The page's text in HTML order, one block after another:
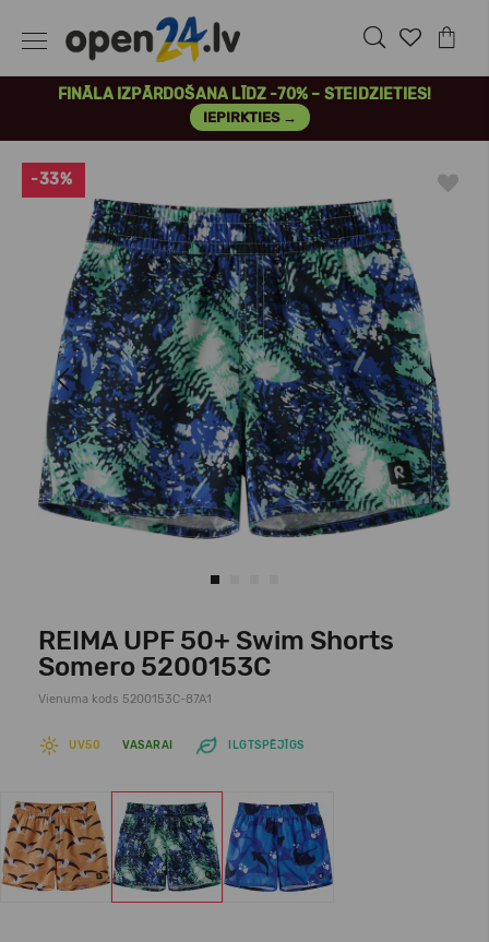
FINĀLA IZPĀRDOŠANA LĪDZ -70% – STEIDZIETIES!
IEPIRKTIES →
Previous Next
-33%
REIMA UPF 50+ Swim Shorts
Somero 5200153C
Vienuma kods 5200153C-87A1
UV50 VASARAI ILGTSPĒJĪGS